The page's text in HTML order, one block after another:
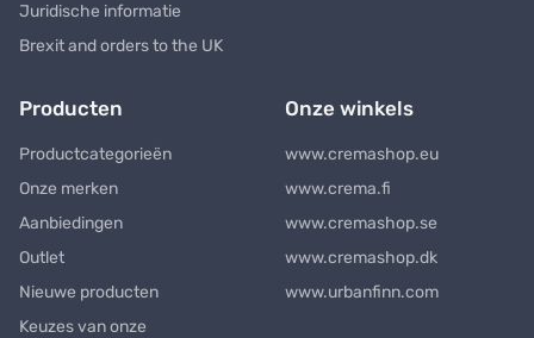
Juridische informatie
Brexit and orders to the UK
Producten
Productcategorieën
Onze merken
Aanbiedingen
Outlet
Nieuwe producten
Keuzes van onze
Onze winkels
www.cremashop.eu
www.crema.fi
www.cremashop.se
www.cremashop.dk
www.urbanfinn.com